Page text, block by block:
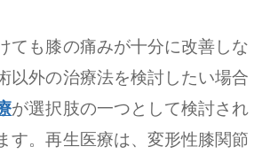
ても膝の痛みが十分に改善しな
以外の治療法を検討したい場合
が選択肢の一つとして検討され
す。再生医療は、変形性膝関節